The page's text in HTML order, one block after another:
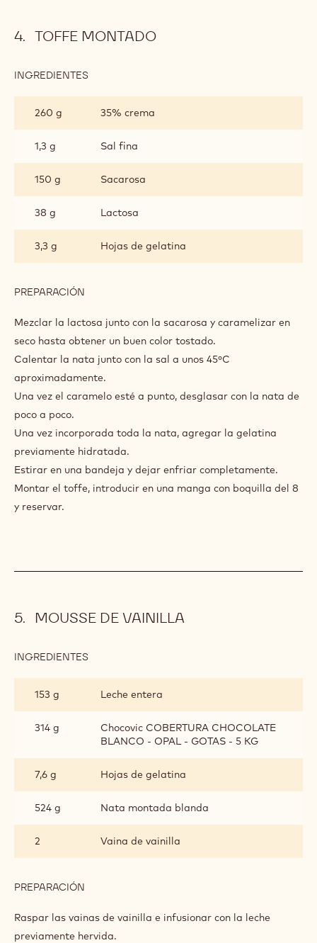
TOFFE MONTADO
INGREDIENTES
260 g
35% crema
1,3 g Sal fina
150 g Sacarosa
38 g Lactosa
3,3 g Hojas de gelatina
PREPARACIÓN
MONTADO
Mezclar la lactosa junto con la sacarosa y caramelizar en
seco hasta obtener un buen color tostado.
Calentar la nata junto con la sal a unos 45ºC
aproximadamente.
Una vez el caramelo esté a punto, desglasar con la nata de
poco a poco.
Una vez incorporada toda la nata, agregar la gelatina
previamente hidratada.
Estirar en una bandeja y dejar enfriar completamente.
Montar el toffe, introducir en una manga con boquilla del 8
y reservar.
MOUSSE DE VAINILLA
INGREDIENTES
VAINILLA
153 g Leche entera
314 g
Chocovic COBERTURA CHOCOLATE
BLANCO - OPAL - GOTAS - 5 KG
7,6 g Hojas de gelatina
524 g Nata montada blanda
2 Vaina de vainilla
PREPARACIÓN
DE
Raspar las vainas de vainilla e infusionar con la leche
previamente hervida.